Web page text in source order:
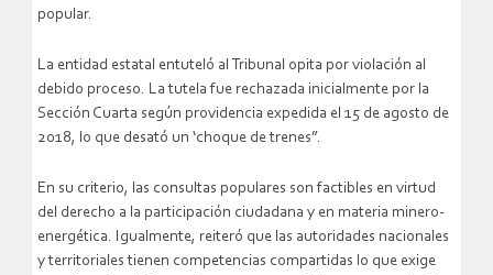
popular.
La entidad estatal entuteló al Tribunal opita por violación al
debido proceso. La tutela fue rechazada inicialmente por la
Sección Cuarta según providencia expedida el 15 de agosto de
2018, lo que desató un ‘choque de trenes”.
En su criterio, las consultas populares son factibles en virtud
del derecho a la participación ciudadana y en materia minero-
energética. Igualmente, reiteró que las autoridades nacionales
y territoriales tienen competencias compartidas lo que exige